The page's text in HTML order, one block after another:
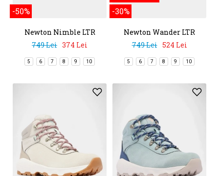
-50%
Newton Nimble LTR
749 Lei 374 Lei
5 6 7 8 9 10
-30%
Newton Wander LTR
749 Lei 524 Lei
5 6 7 8 9 10